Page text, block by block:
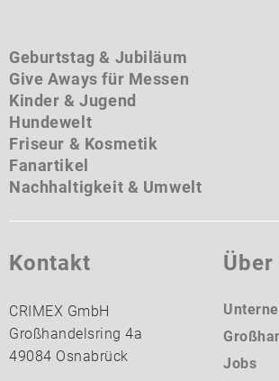
Geburtstag & Jubiläum
Give Aways für Messen
Kinder & Jugend
Hundewelt
Friseur & Kosmetik
Fanartikel
Nachhaltigkeit & Umwelt
Kontakt
CRIMEX GmbH
Großhandelsring 4a
49084 Osnabrück
Über
Jobs